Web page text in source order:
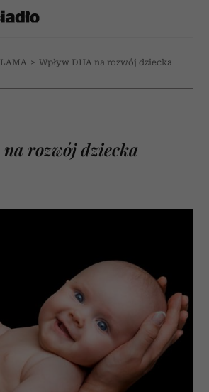
> Wpływ DHA na rozwój dziecka
na rozwój dziecka